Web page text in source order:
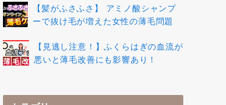
【髪がふさふさ】 アミノ酸シャンプ
ーで抜け毛が増えた女性の薄毛問題
【見逃し注意！】ふくらはぎの血流が
悪いと薄毛改善にも影響あり！